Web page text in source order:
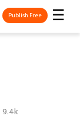
☰
Publish Free
9.4k